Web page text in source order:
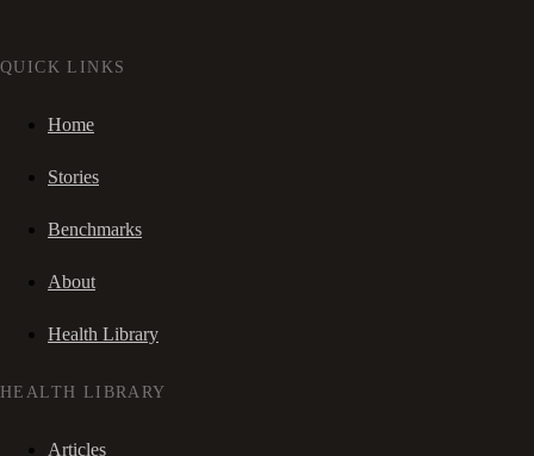
QUICK LINKS
Home
Stories
Benchmarks
About
Health Library
HEALTH LIBRARY
Articles